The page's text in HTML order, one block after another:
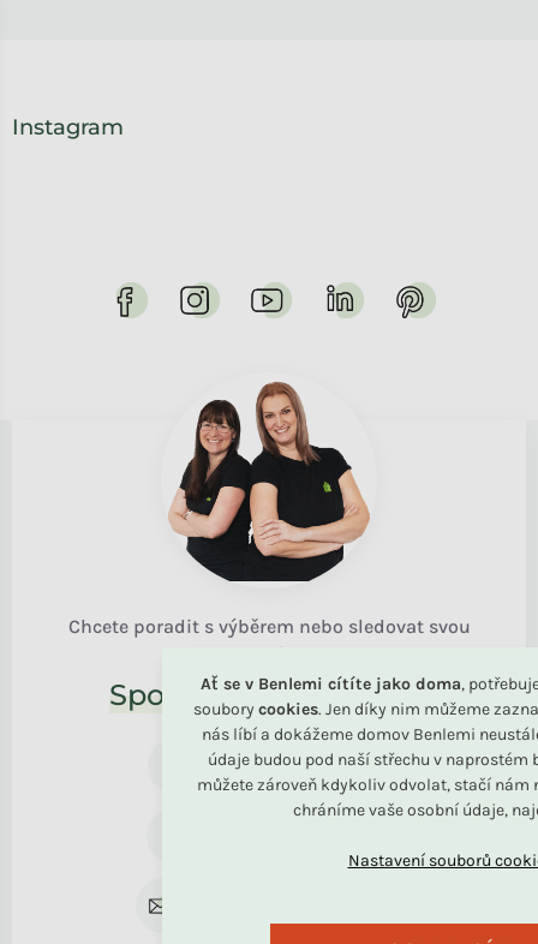
Ať se v Benlemi cítíte jako doma,
soubory cookies. Jen díky nim můžeme
nás líbí a dokážeme domov Benlemi
údaje budou pod naší střechu v naprostém
můžete zároveň kdykoliv odvolat, stačí nám
chráníme vaše osobní údaje,
Instagram
Chcete poradit s výběrem nebo sledovat svou
Společně to vyřešíme!
+420 739 787 164
Po - Pá 8:30 - 16:00
+420 734 122 672
Kdykoliv